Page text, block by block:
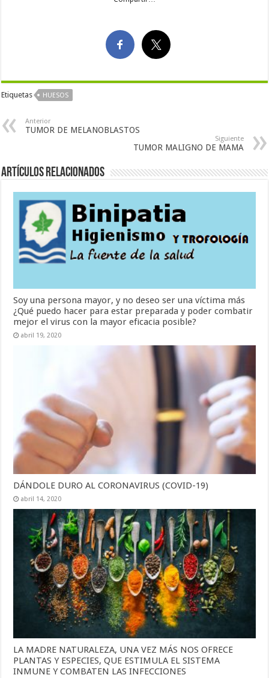
Etiquetas HUESOS
Anterior
TUMOR DE MELANOBLASTOS
Siguiente
TUMOR MALIGNO DE MAMA
Artículos Relacionados
Soy una persona mayor, y no deseo ser una víctima más
¿Qué puedo hacer para estar preparada y poder combatir
mejor el virus con la mayor eficacia posible?
abril 19, 2020
DÁNDOLE DURO AL CORONAVIRUS (COVID-19)
abril 14, 2020
LA MADRE NATURALEZA, UNA VEZ MÁS NOS OFRECE
PLANTAS Y ESPECIES, QUE ESTIMULA EL SISTEMA
INMUNE Y COMBATEN LAS INFECCIONES